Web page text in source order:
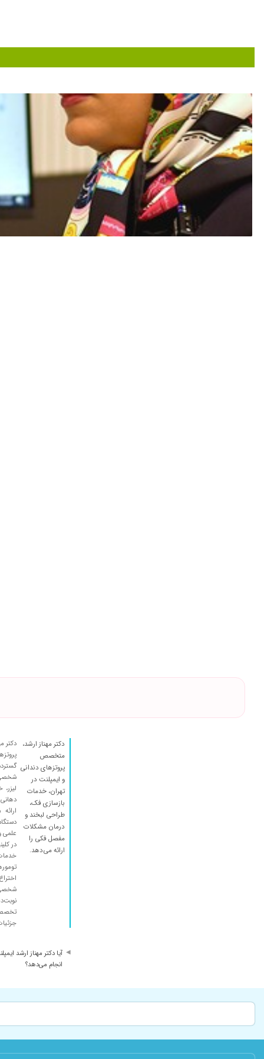
• سخنرانی های متعدد در کنگره های بین المللی داخلی و خارجی
drmarshad.com
دکتر مهناز ارشد،
متخصص
پروتزهای دندانی
و ایمپلنت در
تهران، خدمات
بازسازی فک،
طراحی لبخند و
درمان مشکلات
مفصل فکی را
ارائه می‌دهد.
دکتر
علمی
در
آیا دکتر مهناز ارشد
انجام می‌دهد؟